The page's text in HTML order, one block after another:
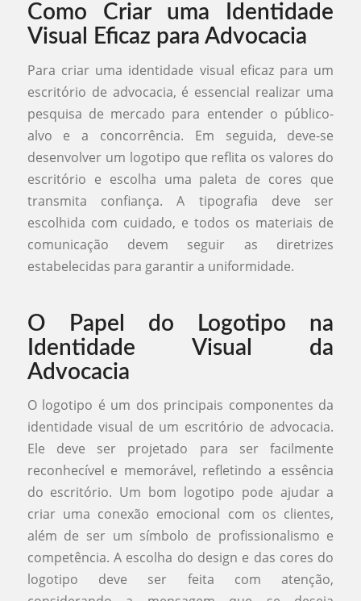
Como Criar uma Identidade
Visual Eficaz para Advocacia
Para criar uma identidade visual eficaz para um
escritório de advocacia, é essencial realizar uma
pesquisa de mercado para entender o público-
alvo e a concorrência. Em seguida, deve-se
desenvolver um logotipo que reflita os valores do
escritório e escolha uma paleta de cores que
transmita confiança. A tipografia deve ser
escolhida com cuidado, e todos os materiais de
comunicação devem seguir as diretrizes
estabelecidas para garantir a uniformidade.
O Papel do Logotipo na
Identidade Visual da
Advocacia
O logotipo é um dos principais componentes da
identidade visual de um escritório de advocacia.
Ele deve ser projetado para ser facilmente
reconhecível e memorável, refletindo a essência
do escritório. Um bom logotipo pode ajudar a
criar uma conexão emocional com os clientes,
além de ser um símbolo de profissionalismo e
competência. A escolha do design e das cores do
logotipo deve ser feita com atenção,